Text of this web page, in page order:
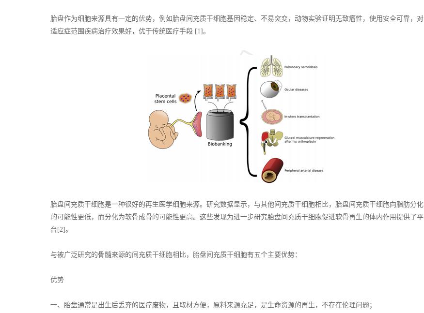
胎盘作为细胞来源具有一定的优势，例如胎盘间充质干细胞基因稳定、不易突变，动物实验证明无致瘤性，使用安全可靠，对
适应症范围疾病治疗效果好，优于传统医疗手段 [1]。
胎盘间充质干细胞是一种很好的再生医学细胞来源。研究数据显示，与其他间充质干细胞相比，胎盘间充质干细胞向脂肪分化
的可能性更低，而分化为软骨成骨的可能性更高。这些发现为进一步研究胎盘间充质干细胞促进软骨再生的体内作用提供了平
台[2]。
与被广泛研究的骨髓来源的间充质干细胞相比，胎盘间充质干细胞有五个主要优势：
优势
一、胎盘通常是出生后丢弃的医疗废物，且取材方便，原料来源充足，是生命资源的再生，不存在伦理问题；